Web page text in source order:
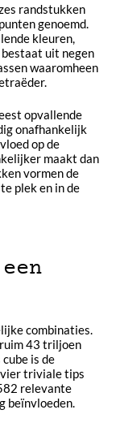
randstukken
genoemd.
kleuren,
bestaat uit negen
waaromheen
opvallende
onafhankelijk
op de
maakt dan
vormen de
plek en in de
combinaties.
43 triljoen
is de
vier triviale tips
relevante
beïnvloeden.